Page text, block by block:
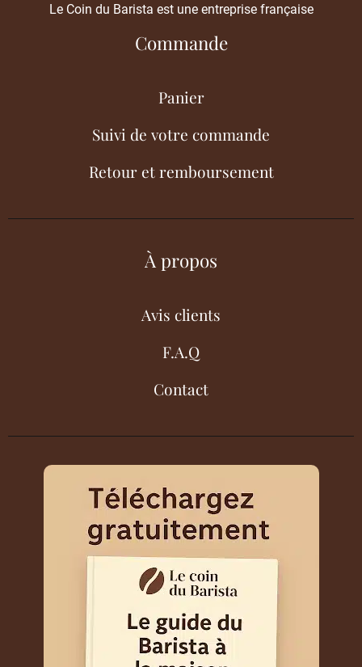
Le Coin du Barista est une entreprise française
Commande
Panier
Suivi de votre commande
Retour et remboursement
À propos
Avis clients
F.A.Q
Contact